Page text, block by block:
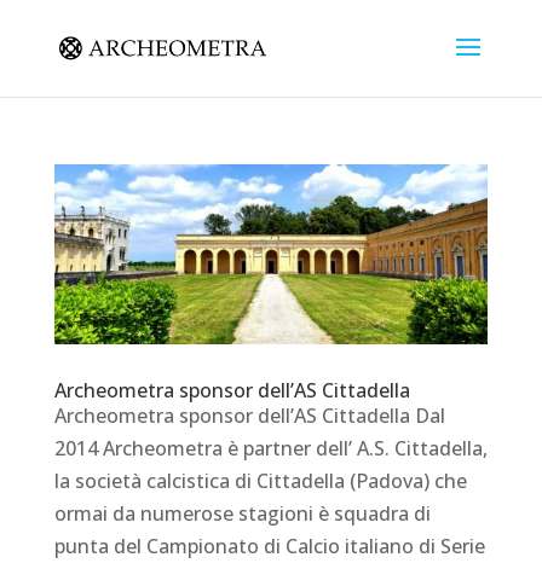
Archeometra sponsor dell’AS Cittadella
Archeometra sponsor dell’AS Cittadella Dal
2014 Archeometra è partner dell’ A.S. Cittadella,
la società calcistica di Cittadella (Padova) che
ormai da numerose stagioni è squadra di
punta del Campionato di Calcio italiano di Serie